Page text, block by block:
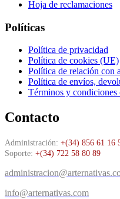
Hoja de reclamaciones
Políticas
Política de privacidad
Política de cookies (UE)
Política de relación con
Política de envíos,
Términos y condiciones
Contacto
Administración: +(34) 856 61 16
Soporte: +(34) 722 58 80 89
info@arternativas.com